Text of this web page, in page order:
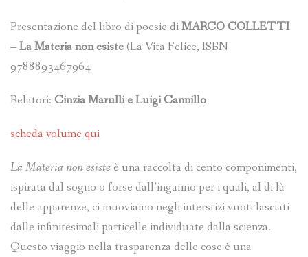
Presentazione del libro di poesie diMARCO COLLETTI
– La Materia non esiste(La Vita Felice, ISBN
9788893467964
Relatori: Cinzia Marulli e Luigi Cannillo
scheda volume qui
La Materia non esisteè una raccolta di cento componimenti,
ispirata dal sogno o forse dall’inganno per i quali, al di là
delle apparenze, ci muoviamo negli interstizi vuoti lasciati
dalle infinitesimali particelle individuate dalla scienza.
Questo viaggio nella trasparenza delle cose è una